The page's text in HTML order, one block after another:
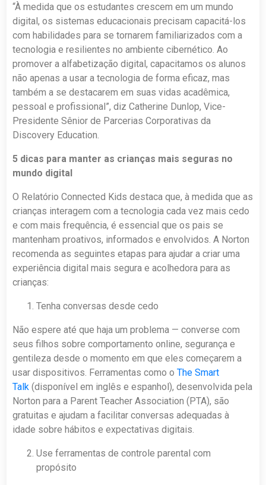
“À medida que os estudantes crescem em um mundo
digital, os sistemas educacionais precisam capacitá-los
com habilidades para se tornarem familiarizados com a
tecnologia e resilientes no ambiente cibernético. Ao
promover a alfabetização digital, capacitamos os alunos
não apenas a usar a tecnologia de forma eficaz, mas
também a se destacarem em suas vidas acadêmica,
pessoal e profissional”, diz Catherine Dunlop, Vice-
Presidente Sênior de Parcerias Corporativas da
Discovery Education.
5 dicas para manter as crianças mais seguras no
mundo digital
O Relatório Connected Kids destaca que, à medida que as
crianças interagem com a tecnologia cada vez mais cedo
e com mais frequência, é essencial que os pais se
mantenham proativos, informados e envolvidos. A Norton
recomenda as seguintes etapas para ajudar a criar uma
experiência digital mais segura e acolhedora para as
crianças:
Tenha conversas desde cedo
Não espere até que haja um problema — converse com
seus filhos sobre comportamento online, segurança e
gentileza desde o momento em que eles começarem a
usar dispositivos. Ferramentas como o The Smart
Talk (disponível em inglês e espanhol), desenvolvida pela
Norton para a Parent Teacher Association (PTA), são
gratuitas e ajudam a facilitar conversas adequadas à
idade sobre hábitos e expectativas digitais.
Use ferramentas de controle parental com
propósito